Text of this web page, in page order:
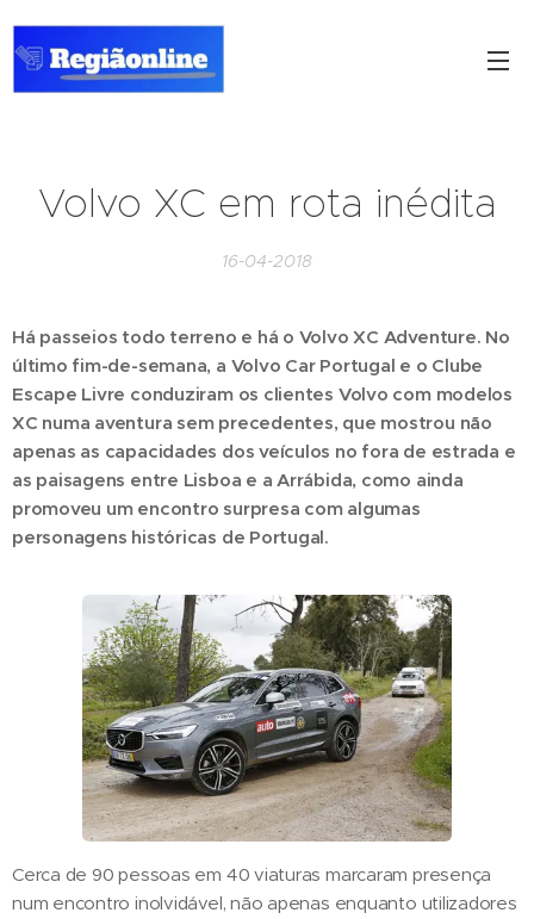
Volvo XC em rota inédita
16-04-2018
Há passeios todo terreno e há o Volvo XC Adventure. No
último fim-de-semana, a Volvo Car Portugal e o Clube
Escape Livre conduziram os clientes Volvo com modelos
XC numa aventura sem precedentes, que mostrou não
apenas as capacidades dos veículos no fora de estrada e
as paisagens entre Lisboa e a Arrábida, como ainda
promoveu um encontro surpresa com algumas
personagens históricas de Portugal.
Cerca de 90 pessoas em 40 viaturas marcaram presença
num encontro inolvidável, não apenas enquanto utilizadores